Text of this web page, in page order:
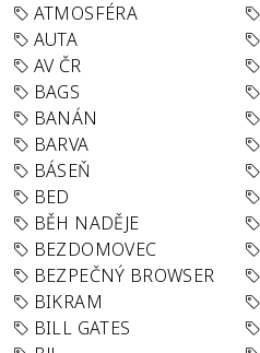
ATMOSFÉRA
AUTA
AV ČR
BAGS
BANÁN
BARVA
BÁSEŇ
BED
BĚH NADĚJE
BEZDOMOVEC
BEZPEČNÝ BROWSER
BIKRAM
BILL GATES